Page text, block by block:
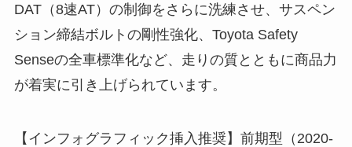
DAT（8速AT）の制御をさらに洗練させ、サスペン
ション締結ボルトの剛性強化、Toyota Safety
Senseの全車標準化など、走りの質とともに商品力
が着実に引き上げられています。
【インフォグラフィック挿入推奨】前期型（2020-